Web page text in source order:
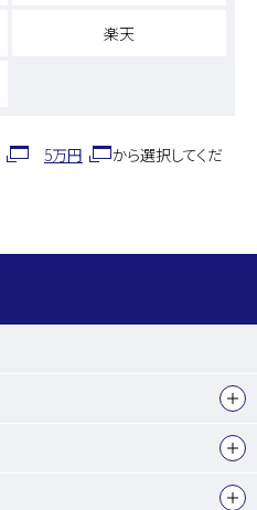
楽天
5万円
から選択してくだ